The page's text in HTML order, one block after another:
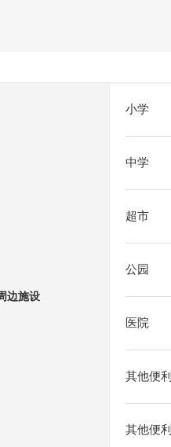
边施设
小学
中学
超市
公园
医院
其他便
其他便